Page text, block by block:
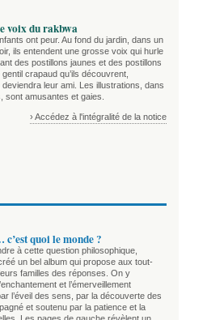
voix du rakbwa
ont peur. Au fond du jardin, dans un
ils entendent une grosse voix qui hurle
des postillons jaunes et des postillons
crapaud qu’ils découvrent,
deviendra leur ami. Les illustrations, dans
sont amusantes et gaies.
› Accédez à l'intégralité de la notice
quoi le monde ?
à cette question philosophique,
un bel album qui propose aux tout-
familles des réponses. On y
et l’émerveillement
l’éveil des sens, par la découverte des
et soutenu par la patience et la